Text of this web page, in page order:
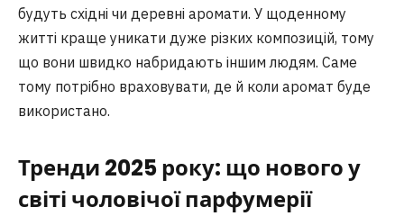
будуть східні чи деревні аромати. У щоденному
житті краще уникати дуже різких композицій, тому
що вони швидко набридають іншим людям. Саме
тому потрібно враховувати, де й коли аромат буде
використано.
Тренди 2025 року: що нового у
світі чоловічої парфумерії